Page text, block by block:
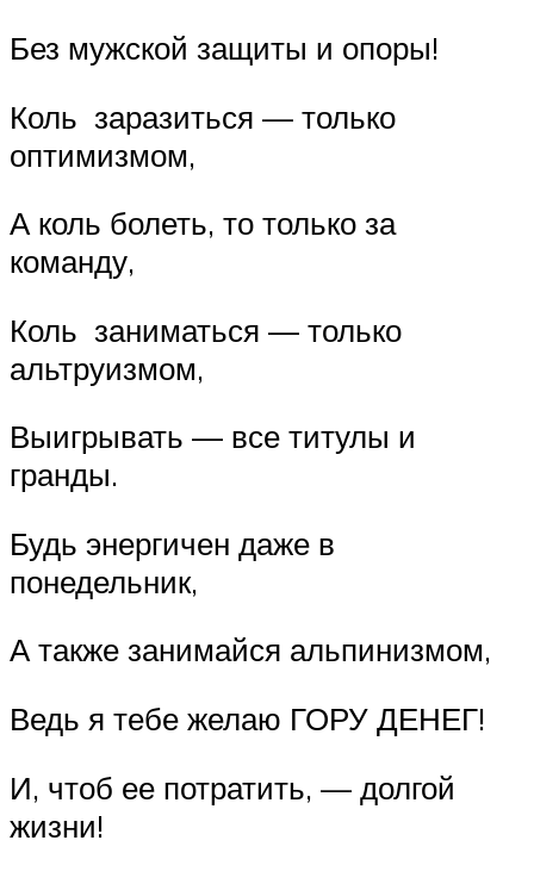
Без мужской защиты и опоры!
Коль заразиться — только
оптимизмом,
А коль болеть, то только за
команду,
Коль заниматься — только
альтруизмом,
Выигрывать — все титулы и
гранды.
Будь энергичен даже в
понедельник,
А также занимайся альпинизмом,
Ведь я тебе желаю ГОРУ ДЕНЕГ!
И, чтоб ее потратить, — долгой
жизни!